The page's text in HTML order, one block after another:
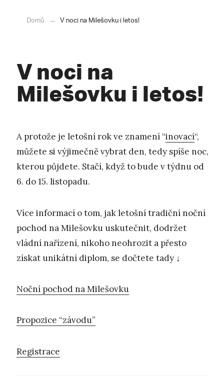
Domů V noci na Milešovku i letos!
V noci na
Milešovku i letos!
A protože je letošní rok ve znamení “inovací“,
můžete si výjimečně vybrat den, tedy spíše noc,
kterou půjdete. Stačí, když to bude v týdnu od
6. do 15. listopadu.
Více informací o tom, jak letošní tradiční noční
pochod na Milešovku uskutečnit, dodržet
vládní nařízení, nikoho neohrozit a přesto
získat unikátní diplom, se dočtete tady ↓
Noční pochod na Milešovku
Propozice “závodu”
Registrace